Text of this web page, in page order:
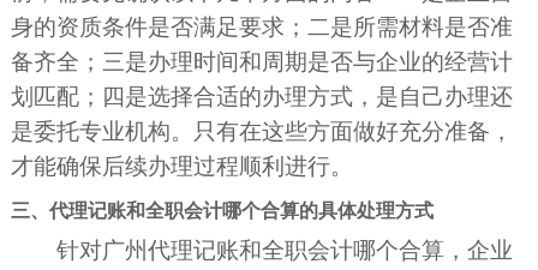
身的资质条件是否满足要求；二是所需材料是否准
备齐全；三是办理时间和周期是否与企业的经营计
划匹配；四是选择合适的办理方式，是自己办理还
是委托专业机构。只有在这些方面做好充分准备，
才能确保后续办理过程顺利进行。
三、代理记账和全职会计哪个合算的具体处理方式
针对广州代理记账和全职会计哪个合算，企业